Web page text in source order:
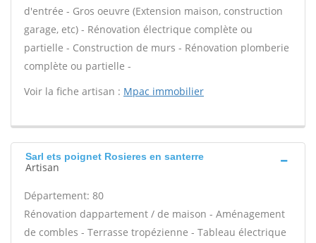
d'entrée - Gros oeuvre (Extension maison, construction
garage, etc) - Rénovation électrique complète ou
partielle - Construction de murs - Rénovation plomberie
complète ou partielle -
Voir la fiche artisan : Mpac immobilier
Sarl ets poignet Rosieres en santerre
Artisan
Département: 80
Rénovation dappartement / de maison - Aménagement
de combles - Terrasse tropézienne - Tableau électrique